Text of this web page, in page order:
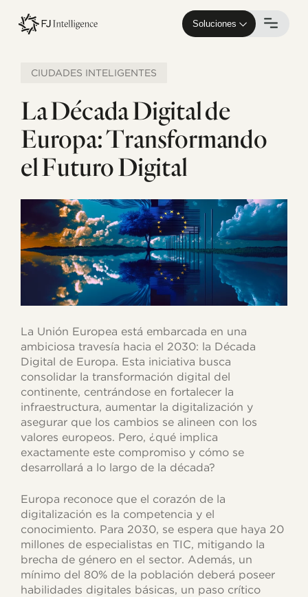
main
Soluciones
CIUDADES INTELIGENTES
La Década Digital de
Europa: Transformando
el Futuro Digital
La Unión Europea está embarcada en una
ambiciosa travesía hacia el 2030: la Década
Digital de Europa. Esta iniciativa busca
consolidar la transformación digital del
continente, centrándose en fortalecer la
infraestructura, aumentar la digitalización y
asegurar que los cambios se alineen con los
valores europeos. Pero, ¿qué implica
exactamente este compromiso y cómo se
desarrollará a lo largo de la década?
Europa reconoce que el corazón de la
digitalización es la competencia y el
conocimiento. Para 2030, se espera que haya 20
millones de especialistas en TIC, mitigando la
brecha de género en el sector. Además, un
mínimo del 80% de la población deberá poseer
habilidades digitales básicas, un paso crítico